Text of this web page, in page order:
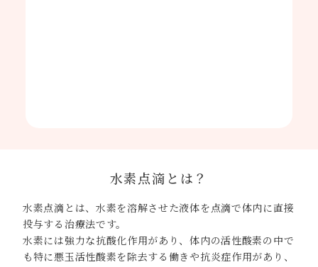
水素点滴とは？
水素点滴とは、水素を溶解させた液体を点滴で体内に直接
投与する治療法です。
水素には強力な抗酸化作用があり、体内の活性酸素の中で
も特に悪玉活性酸素を除去する働きや抗炎症作用があり、